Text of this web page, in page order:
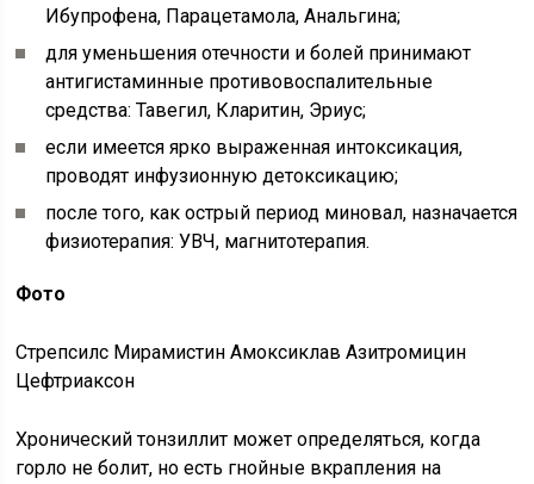
Ибупрофена, Парацетамола, Анальгина;
для уменьшения отечности и болей принимают
антигистаминные противовоспалительные
средства: Тавегил, Кларитин, Эриус;
если имеется ярко выраженная интоксикация,
проводят инфузионную детоксикацию;
после того, как острый период миновал, назначается
физиотерапия: УВЧ, магнитотерапия.
Фото
Стрепсилс Мирамистин Амоксиклав Азитромицин
Цефтриаксон
Хронический тонзиллит может определяться, когда
горло не болит, но есть гнойные вкрапления на